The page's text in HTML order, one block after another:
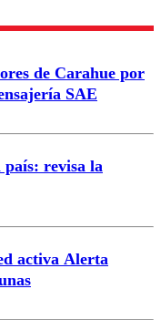
Enviar comentario
de Carahue por
SAE
país: revisa la
activa Alerta